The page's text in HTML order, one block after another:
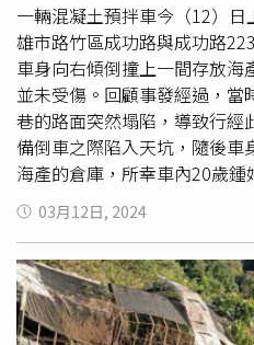
一輛混凝土預拌車今（12）
雄市路竹區成功路與成功路
車身向右傾倒撞上一間存放
並未受傷。回顧事發經過，當
巷的路面突然塌陷，導致行經
備倒車之際陷入天坑，隨後車
海產的倉庫，所幸車內20歲
傷。湖內警分局長陳楨筌獲
故地點、前後巷口進行交通
步認定本次路面塌陷原因，並
離。湖內警分局提到，後續將
局針對該車有無超載等違規情
03月12日, 2024